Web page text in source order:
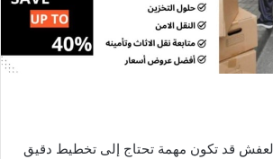
قد تكون مهمة تحتاج إلى تخطيط دقيق